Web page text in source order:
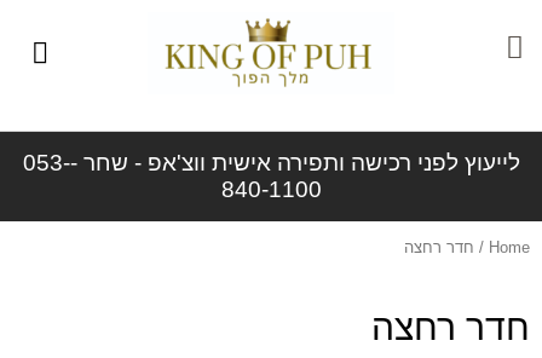
לייעוץ לפני רכישה ותפירה אישית ווצ'אפ - שחר -053-
840-1100
Home / חדר רחצה
חדר רחצה